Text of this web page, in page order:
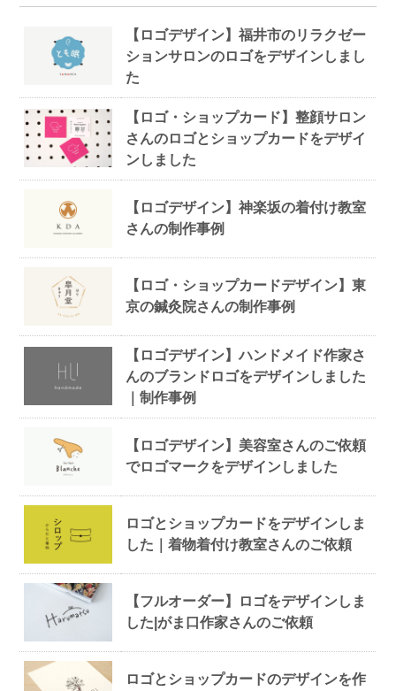
【ロゴデザイン】福井市のリラクゼー
ションサロンのロゴをデザインしまし
た
【ロゴ・ショップカード】整顔サロン
さんのロゴとショップカードをデザイ
ンしました
【ロゴデザイン】神楽坂の着付け教室
さんの制作事例
【ロゴ・ショップカードデザイン】東
京の鍼灸院さんの制作事例
【ロゴデザイン】ハンドメイド作家さ
んのブランドロゴをデザインしました
｜制作事例
【ロゴデザイン】美容室さんのご依頼
でロゴマークをデザインしました
ロゴとショップカードをデザインしま
した｜着物着付け教室さんのご依頼
【フルオーダー】ロゴをデザインしま
した|がま口作家さんのご依頼
ロゴとショップカードのデザインを作